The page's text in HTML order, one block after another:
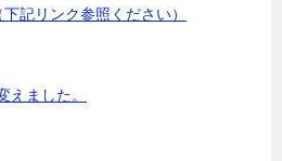
記リンク参照ください）
ました。